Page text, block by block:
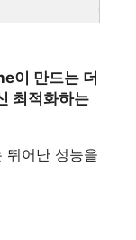
이 만드는 더
최적화하는
뛰어난 성능을